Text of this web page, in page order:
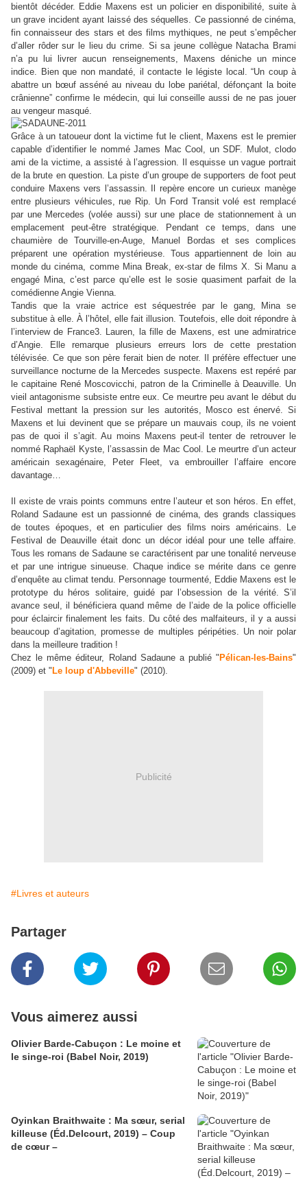
bientôt décéder. Eddie Maxens est un policier en disponibilité, suite à
un grave incident ayant laissé des séquelles. Ce passionné de cinéma,
fin connaisseur des stars et des films mythiques, ne peut s’empêcher
d’aller rôder sur le lieu du crime. Si sa jeune collègue Natacha Brami
n’a pu lui livrer aucun renseignements, Maxens déniche un mince
indice. Bien que non mandaté, il contacte le légiste local. “Un coup à
abattre un bœuf asséné au niveau du lobe pariétal, défonçant la boite
crânienne” confirme le médecin, qui lui conseille aussi de ne pas jouer
au vengeur masqué.
Grâce à un tatoueur dont la victime fut le client, Maxens est le premier
capable d’identifier le nommé James Mac Cool, un SDF. Mulot, clodo
ami de la victime, a assisté à l’agression. Il esquisse un vague portrait
de la brute en question. La piste d’un groupe de supporters de foot peut
conduire Maxens vers l’assassin. Il repère encore un curieux manège
entre plusieurs véhicules, rue Rip. Un Ford Transit volé est remplacé
par une Mercedes (volée aussi) sur une place de stationnement à un
emplacement peut-être stratégique. Pendant ce temps, dans une
chaumière de Tourville-en-Auge, Manuel Bordas et ses complices
préparent une opération mystérieuse. Tous appartiennent de loin au
monde du cinéma, comme Mina Break, ex-star de films X. Si Manu a
engagé Mina, c’est parce qu’elle est le sosie quasiment parfait de la
comédienne Angie Vienna.
Tandis que la vraie actrice est séquestrée par le gang, Mina se
substitue à elle. À l’hôtel, elle fait illusion. Toutefois, elle doit répondre à
l’interview de France3. Lauren, la fille de Maxens, est une admiratrice
d’Angie. Elle remarque plusieurs erreurs lors de cette prestation
télévisée. Ce que son père ferait bien de noter. Il préfère effectuer une
surveillance nocturne de la Mercedes suspecte. Maxens est repéré par
le capitaine René Moscovicchi, patron de la Criminelle à Deauville. Un
vieil antagonisme subsiste entre eux. Ce meurtre peu avant le début du
Festival mettant la pression sur les autorités, Mosco est énervé. Si
Maxens et lui devinent que se prépare un mauvais coup, ils ne voient
pas de quoi il s’agit. Au moins Maxens peut-il tenter de retrouver le
nommé Raphaël Kyste, l’assassin de Mac Cool. Le meurtre d’un acteur
américain sexagénaire, Peter Fleet, va embrouiller l’affaire encore
davantage…
Il existe de vrais points communs entre l’auteur et son héros. En effet,
Roland Sadaune est un passionné de cinéma, des grands classiques
de toutes époques, et en particulier des films noirs américains. Le
Festival de Deauville était donc un décor idéal pour une telle affaire.
Tous les romans de Sadaune se caractérisent par une tonalité nerveuse
et par une intrigue sinueuse. Chaque indice se mérite dans ce genre
d’enquête au climat tendu. Personnage tourmenté, Eddie Maxens est le
prototype du héros solitaire, guidé par l’obsession de la vérité. S’il
avance seul, il bénéficiera quand même de l’aide de la police officielle
pour éclaircir finalement les faits. Du côté des malfaiteurs, il y a aussi
beaucoup d’agitation, promesse de multiples péripéties. Un noir polar
dans la meilleure tradition !
Chez le même éditeur, Roland Sadaune a publié " Pélican-les-Bains"
(2009) et " Le loup d'Abbeville" (2010).
Publicité
#Livres et auteurs
Partager
Vous aimerez aussi
Olivier Barde-Cabuçon : Le moine et
le singe-roi (Babel Noir, 2019)
Oyinkan Braithwaite : Ma sœur, serial
killeuse (Éd.Delcourt, 2019) – Coup
de cœur –